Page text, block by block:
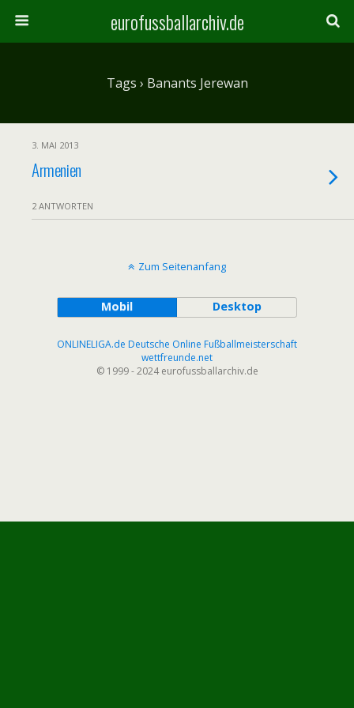
eurofussballarchiv.de
Tags › Banants Jerewan
3. MAI 2013
Armenien
2 ANTWORTEN
Zum Seitenanfang
Mobil Desktop
ONLINELIGA.de Deutsche Online Fußballmeisterschaft
wettfreunde.net
© 1999 - 2024 eurofussballarchiv.de